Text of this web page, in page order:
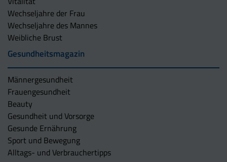
Wechseljahre der Frau
Wechseljahre des Mannes
Weibliche Brust
Gesundheitsmagazin
Männergesundheit
Frauengesundheit
Beauty
Gesundheit und Vorsorge
Gesunde Ernährung
Sport und Bewegung
Alltags- und Verbrauchertipps